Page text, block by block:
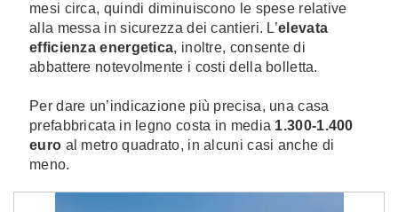
mesi circa, quindi diminuiscono le spese relative
alla messa in sicurezza dei cantieri. L’elevata
efficienza energetica, inoltre, consente di
abbattere notevolmente i costi della bolletta.
Per dare un’indicazione più precisa, una casa
prefabbricata in legno costa in media 1.300-1.400
euro al metro quadrato, in alcuni casi anche di
meno.